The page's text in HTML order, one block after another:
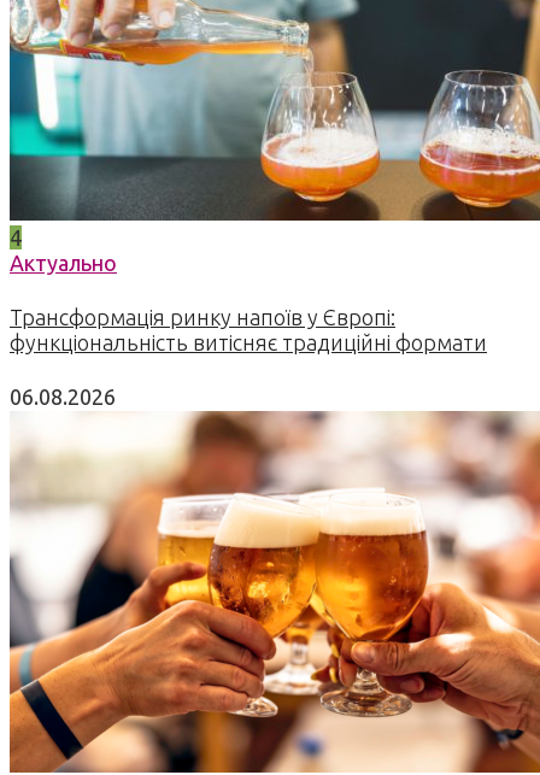
4
Актуально
Трансформація ринку напоїв у Європі:
функціональність витісняє традиційні формати
06.08.2026